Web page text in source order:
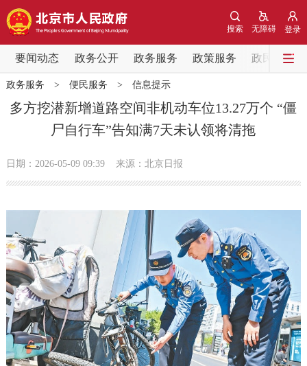
登录
无障碍
搜索
要闻动态 政务公开 政务服务 政策服务 政民互动
要闻动态
党中央精神 国务院信息
北京要闻 会议信息 部门动态
市领导 机构职能 政策服务
政策兑现 政策解读 回应关切
决策公开 专题公开
政务服务
政务服务 > 便民服务 > 信息提示
多方挖潜新增道路空间非机动车位13.27万个 “僵
尸自行车”告知满7天未认领将清拖
日期：2026-05-09 09:39 来源：北京日报